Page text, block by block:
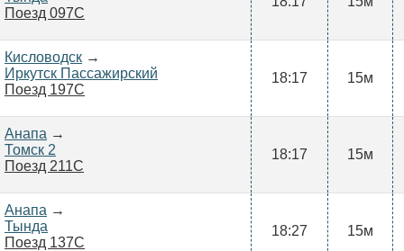
Поезд 097С
Кисловодск →
Иркутск Пассажирский
Поезд 197С
18:17 15м
Анапа →
Томск 2
Поезд 211С
18:17 15м
Анапа →
Тында
Поезд 137С
18:27 15м